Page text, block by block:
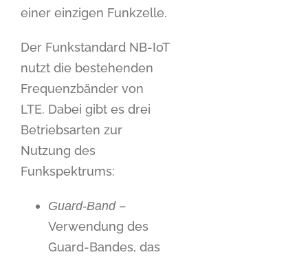
einer einzigen Funkzelle.
Der Funkstandard NB-IoT
nutzt die bestehenden
Frequenzbänder von
LTE. Dabei gibt es drei
Betriebsarten zur
Nutzung des
Funkspektrums:
Guard-Band–
Verwendung des
Guard-Bandes, das